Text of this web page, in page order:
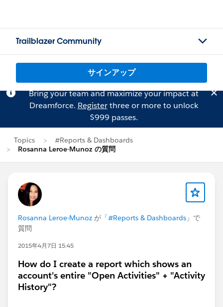
Trailblazer Community
サインアップ
Bring your team and maximize your impact at
Dreamforce. Registerthree or more to unlock
$999 passes.
Topics
#Reports & Dashboards
Rosanna Leroe-Munoz の質問
Rosanna Leroe-Munoz が「#Reports & Dashboards 」で
質問
2015年4月7日 15:45
How do I create a report which shows an
account's entire "Open Activities" + "Activity
History"?